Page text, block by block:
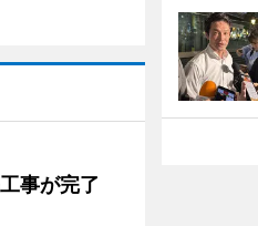
事が完了